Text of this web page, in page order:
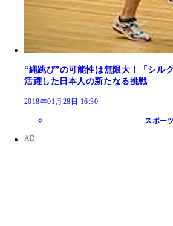
“縄跳び”の可能性は無限大！「シル
活躍した日本人の新たなる挑戦
2018年01月28日 16:30
スポー